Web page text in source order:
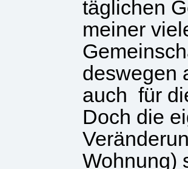
täglichen
meiner
deswegen
auch für
Doch die
Wohnung)